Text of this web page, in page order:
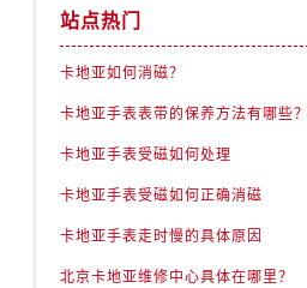
站点热门
卡地亚如何消磁？
卡地亚手表表带的保养方法有哪些？
卡地亚手表受磁如何处理
卡地亚手表受磁如何正确消磁
卡地亚手表走时慢的具体原因
北京卡地亚维修中心具体在哪里？